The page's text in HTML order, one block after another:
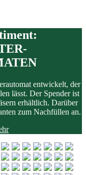
entwickelt, der
lässt. Der Spender ist
erhältlich. Darüber
zum Nachfüllen an.